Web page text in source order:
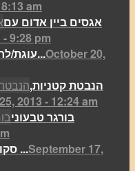
am
אגסים ביין אדום עם
9:28 pm
עוגת/לחם שמרים עם שוקולד טבעוני...October 20,
הנבטת קטניות,
2013 - 12:24 am
בורגר טבעוני
סקונס מפנקים וגם עוגיות מאותו ...September 17,